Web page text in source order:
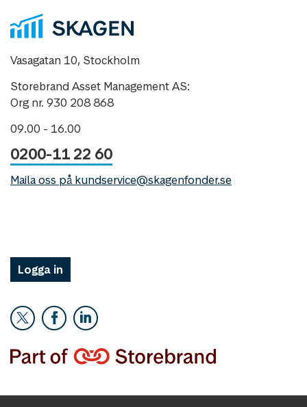
Vasagatan 10, Stockholm
Storebrand Asset Management AS:
Org nr. 930 208 868
09.00 - 16.00
0200-11 22 60
Maila oss på kundservice@skagenfonder.se
Logga in